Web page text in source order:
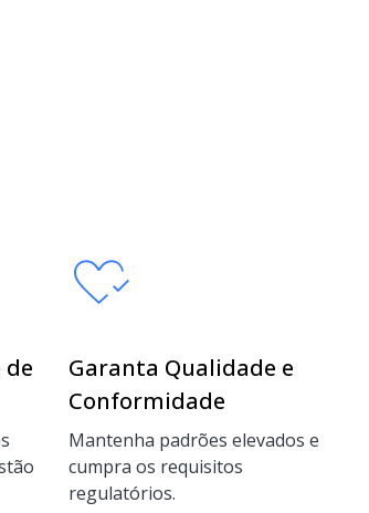
de
Garanta Qualidade e
Conformidade
Mantenha padrões elevados e
cumpra os requisitos
regulatórios.